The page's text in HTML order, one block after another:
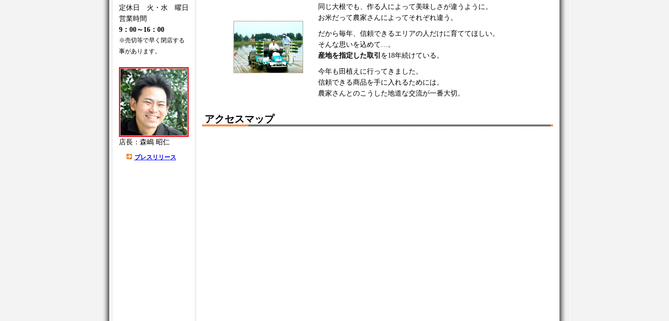
定休日 火・水 曜日
営業時間
9：00～16：00
※売切等で早く閉店する
事があります。
店長：森嶋 昭仁
プレスリリース
同じ大根でも、作る人によって美味しさが違うように。
お米だって農家さんによってそれぞれ違う。
だから毎年、信頼できるエリアの人だけに育ててほしい。
そんな思いを込めて…。
産地を指定した取引 を18年続けている。
今年も田植えに行ってきました。
信頼できる商品を手に入れるためには。
農家さんとのこうした地道な交流が一番大切。
アクセスマップ